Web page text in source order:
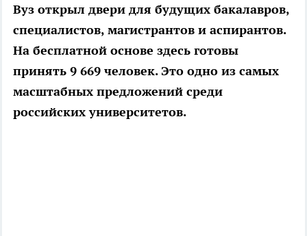
Вуз открыл двери для будущих бакалавров,
специалистов, магистрантов и аспирантов.
На бесплатной основе здесь готовы
принять 9 669 человек. Это одно из самых
масштабных предложений среди
российских университетов.